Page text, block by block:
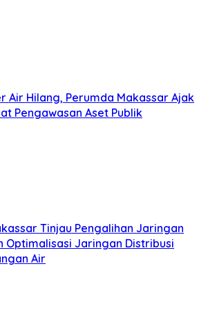
Air Hilang, Perumda Makassar Ajak
Pengawasan Aset Publik
Tinjau Pengalihan Jaringan
Optimalisasi Jaringan Distribusi
Air